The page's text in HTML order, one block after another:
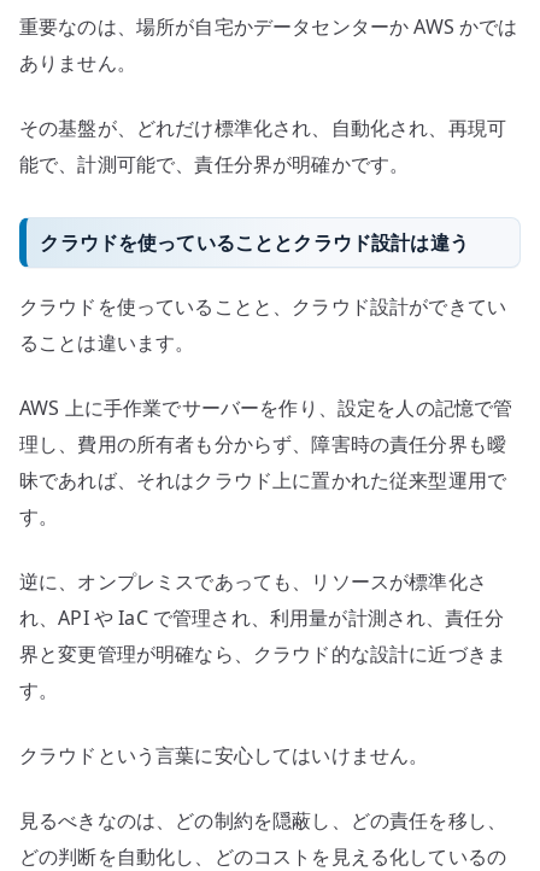
重要なのは、場所が自宅かデータセンターか AWS かでは
ありません。
その基盤が、どれだけ標準化され、自動化され、再現可
能で、計測可能で、責任分界が明確かです。
クラウドを使っていることとクラウド設計は違う
クラウドを使っていることと、クラウド設計ができてい
ることは違います。
AWS 上に手作業でサーバーを作り、設定を人の記憶で管
理し、費用の所有者も分からず、障害時の責任分界も曖
昧であれば、それはクラウド上に置かれた従来型運用で
す。
逆に、オンプレミスであっても、リソースが標準化さ
れ、API や IaC で管理され、利用量が計測され、責任分
界と変更管理が明確なら、クラウド的な設計に近づきま
す。
クラウドという言葉に安心してはいけません。
見るべきなのは、どの制約を隠蔽し、どの責任を移し、
どの判断を自動化し、どのコストを見える化しているの